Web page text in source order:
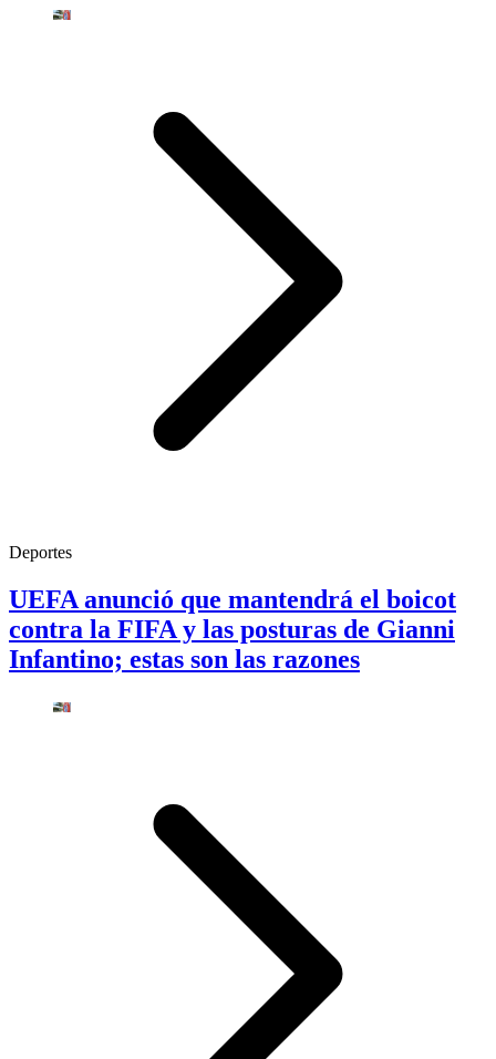
Deportes
UEFA anunció que mantendrá el boicot
contra la FIFA y las posturas de Gianni
Infantino; estas son las razones